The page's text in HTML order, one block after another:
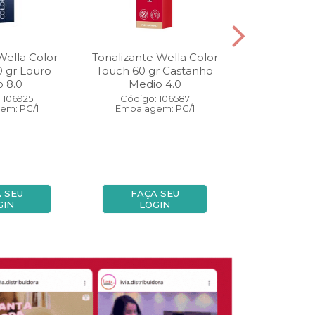
Color
gr Louro
8.0
PC/1
SEU
Tonalizante Wella Color
Touch 60 gr Castanho
Medio 4.0
Código: 106587
Embalagem: PC/1
FAÇA SEU
LOGIN